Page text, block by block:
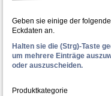
Geben sie einige der
Eckdaten an.
Halten sie die (Strg)-Taste
um mehrere Einträge
oder auszuscheiden.
Produktkategorie